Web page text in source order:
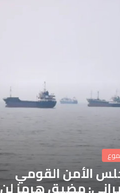
الأمن القومي
مضيق هرمز لن